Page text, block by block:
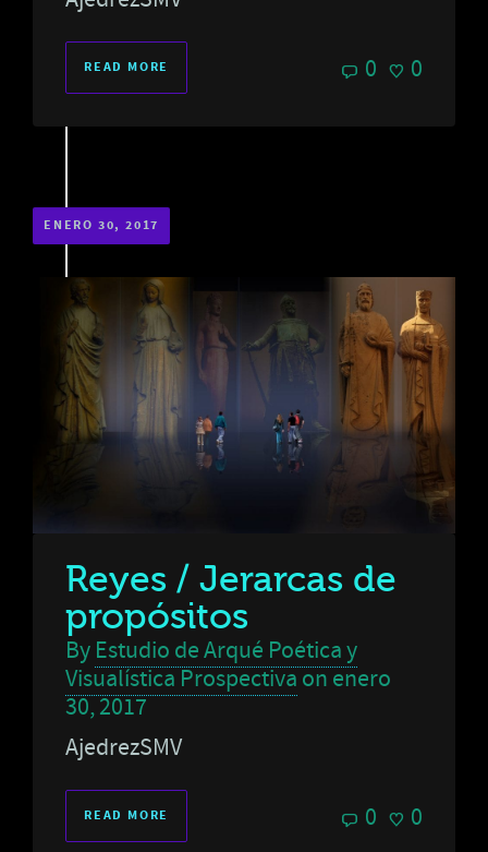
READ MORE 0 0
ENERO 30, 2017
Reyes / Jerarcas de
propósitos
By Estudio de Arqué Poética y
Visualística Prospectiva on enero
30, 2017
AjedrezSMV
READ MORE 0 0